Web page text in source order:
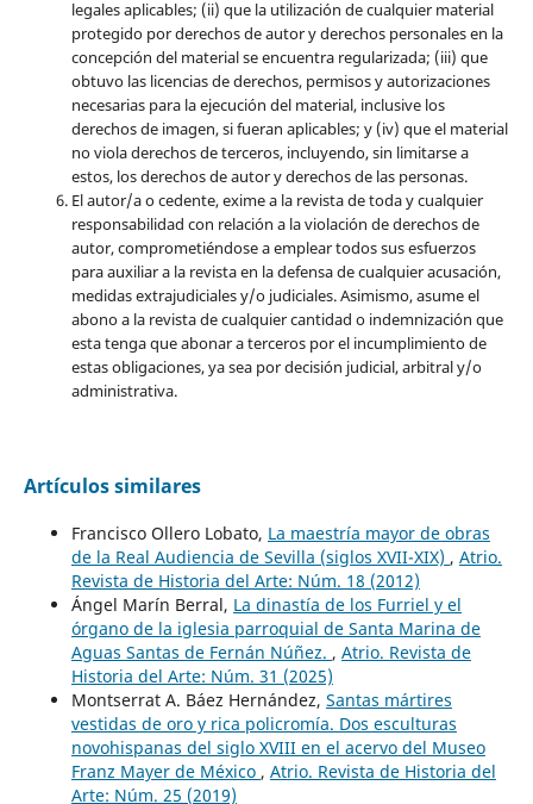
legales aplicables; (ii) que la utilización de cualquier material
protegido por derechos de autor y derechos personales en la
concepción del material se encuentra regularizada; (iii) que
obtuvo las licencias de derechos, permisos y autorizaciones
necesarias para la ejecución del material, inclusive los
derechos de imagen, si fueran aplicables; y (iv) que el material
no viola derechos de terceros, incluyendo, sin limitarse a
estos, los derechos de autor y derechos de las personas.
El autor/a o cedente, exime a la revista de toda y cualquier
responsabilidad con relación a la violación de derechos de
autor, comprometiéndose a emplear todos sus esfuerzos
para auxiliar a la revista en la defensa de cualquier acusación,
medidas extrajudiciales y/o judiciales. Asimismo, asume el
abono a la revista de cualquier cantidad o indemnización que
esta tenga que abonar a terceros por el incumplimiento de
estas obligaciones, ya sea por decisión judicial, arbitral y/o
administrativa.
Artículos similares
Francisco Ollero Lobato, La maestría mayor de obras
de la Real Audiencia de Sevilla (siglos XVII-XIX) , Atrio.
Revista de Historia del Arte: Núm. 18 (2012)
Ángel Marín Berral, La dinastía de los Furriel y el
órgano de la iglesia parroquial de Santa Marina de
Aguas Santas de Fernán Núñez. , Atrio. Revista de
Historia del Arte: Núm. 31 (2025)
Montserrat A. Báez Hernández, Santas mártires
vestidas de oro y rica policromía. Dos esculturas
novohispanas del siglo XVIII en el acervo del Museo
Franz Mayer de México , Atrio. Revista de Historia del
Arte: Núm. 25 (2019)